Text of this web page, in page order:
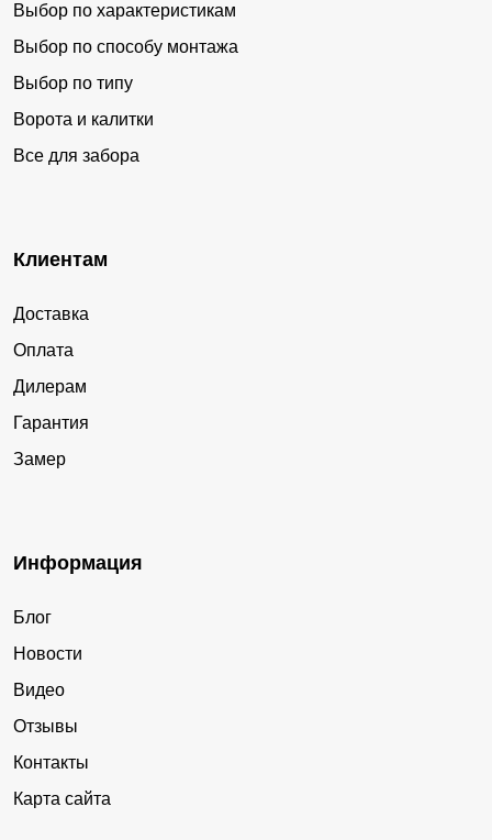
Выбор по характеристикам
Выбор по способу монтажа
Выбор по типу
Ворота и калитки
Все для забора
Клиентам
Доставка
Оплата
Дилерам
Гарантия
Замер
Информация
Блог
Новости
Видео
Отзывы
Контакты
Карта сайта